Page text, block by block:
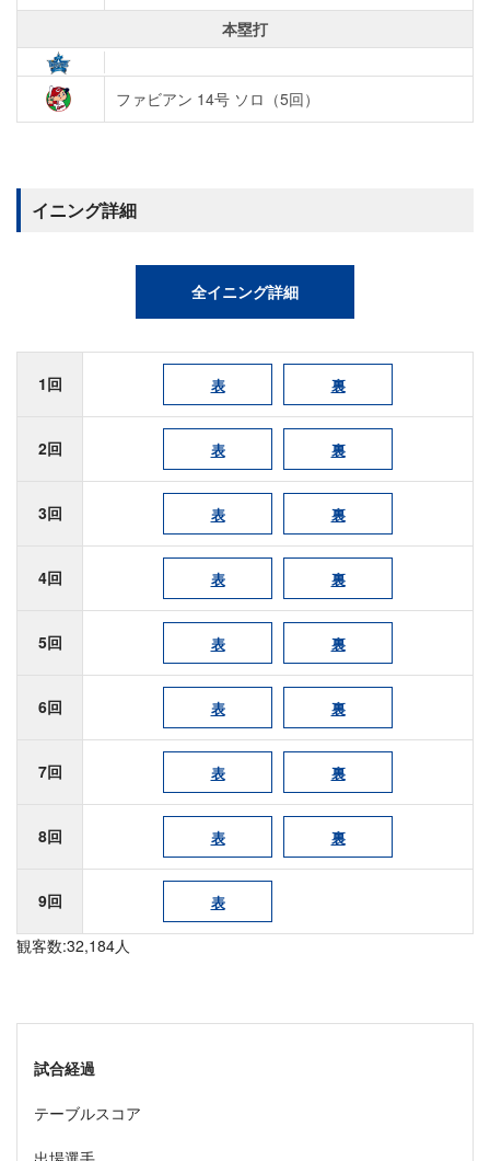
本塁打
ファビアン 14号 ソロ（5回）
イニング詳細
全イニング詳細
1回 表 裏
2回 表 裏
3回 表 裏
4回 表 裏
5回 表 裏
6回 表 裏
7回 表 裏
8回 表 裏
9回 表
観客数:32,184人
試合経過
テーブルスコア